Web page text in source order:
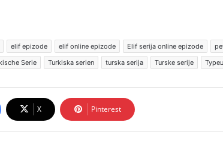
elif epizode elif online epizode Elif serija online epizode
Serie Turkiska serien turska serija Turske serije
X Pinterest